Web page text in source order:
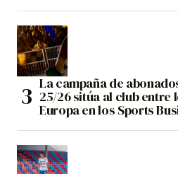
La campaña de
25/26 sitúa al club entre
Europa en los Sports